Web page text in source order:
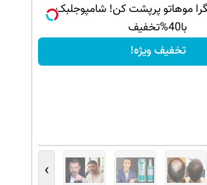
موهاتو پرپشت کن! شامپوجلبک
با40%تخفیف
تخفیف ویژه!
›